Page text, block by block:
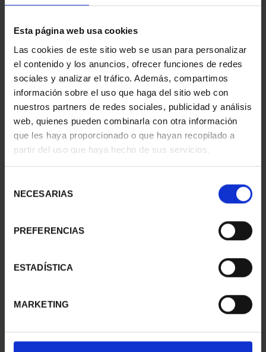
Esta página web usa cookies
Las cookies de este sitio web se usan para personalizar
el contenido y los anuncios, ofrecer funciones de redes
sociales y analizar el tráfico. Además, compartimos
información sobre el uso que haga del sitio web con
nuestros partners de redes sociales, publicidad y análisis
web, quienes pueden combinarla con otra información
que les haya proporcionado o que hayan recopilado a
partir del uso que haya hecho de sus servicios.
NECESARIAS
PREFERENCIAS
ESTADÍSTICA
MARKETING
CIUDADES PATRIMONIO
II- MÉRIDA
CIUDADES PATRIMONIO
II - LA LAGUNA